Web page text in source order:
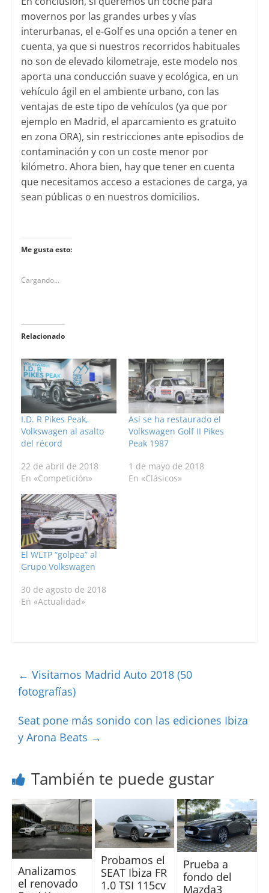
movernos por las grandes urbes y vías
interurbanas, el e-Golf es una opción a tener en
cuenta, ya que si nuestros recorridos habituales
no son de elevado kilometraje, este modelo nos
aporta una conducción suave y ecológica, en un
vehículo ágil en el ambiente urbano, con las
ventajas de este tipo de vehículos (ya que por
ejemplo en Madrid, el aparcamiento es gratuito
en zona ORA), sin restricciones ante episodios de
contaminación y con un coste menor por
kilómetro. Ahora bien, hay que tener en cuenta
que necesitamos acceso a estaciones de carga, ya
sean públicas o en nuestros domicilios.
Me gusta esto:
Cargando...
Relacionado
I.D. R Pikes Peak,
Volkswagen al asalto
del récord
22 de abril de 2018
En «Competición»
Así se ha restaurado el
Volkswagen Golf II Pikes
Peak 1987
1 de mayo de 2018
En «Clásicos»
El WLTP “golpea” al
Grupo Volkswagen
30 de agosto de 2018
En «Actualidad»
← Visitamos Madrid Auto 2018 (50
fotografías)
Seat pone más sonido con las ediciones Ibiza
y Arona Beats →
También te puede gustar
Analizamos
el renovado
Probamos el
SEAT Ibiza FR
1.0 TSI 115cv
Prueba a
fondo del
Mazda3